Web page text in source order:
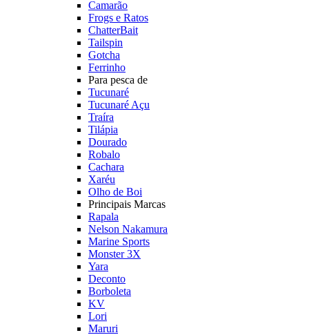
Camarão
Frogs e Ratos
ChatterBait
Tailspin
Gotcha
Ferrinho
Para pesca de
Tucunaré
Tucunaré Açu
Traíra
Tilápia
Dourado
Robalo
Cachara
Xaréu
Olho de Boi
Principais Marcas
Rapala
Nelson Nakamura
Marine Sports
Monster 3X
Yara
Deconto
Borboleta
KV
Lori
Maruri